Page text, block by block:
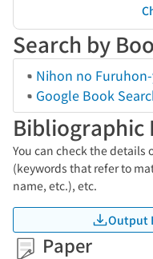
Search by
Nihon no
Google Book
Bibliographic
You can check the
(keywords that refer to
name, etc.), etc.
Output
Paper